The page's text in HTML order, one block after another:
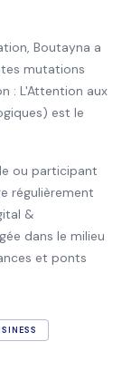
Boutayna a
mutations
: L'Attention aux
est le
ou participant
régulièrement
&
dans le milieu
et ponts